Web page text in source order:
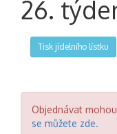
26.
Tisk jídelního lístku
Objednávat
se můžete zde.